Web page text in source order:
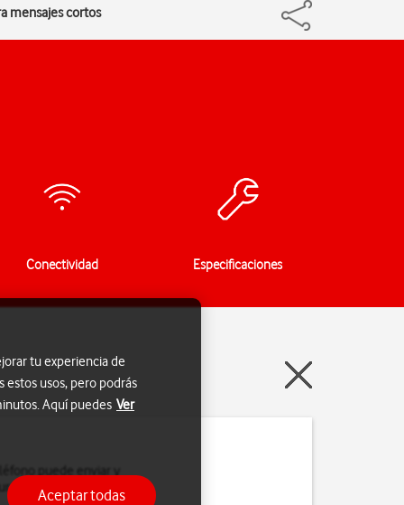
mensajes cortos
Conectividad Especificaciones
el teléfono para
tu experiencia de
estos usos, pero podrás
Aquí puedes Ver
Aceptar todas